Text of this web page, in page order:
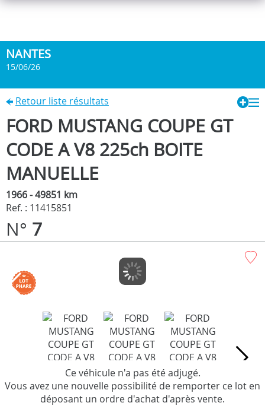
NANTES
15/06/26
Retour liste résultats
FORD MUSTANG COUPE GT
CODE A V8 225ch BOITE
MANUELLE
1966 - 49851 km
Ref. : 11415851
N° 7
Ce véhicule n'a pas été adjugé.
Vous avez une nouvelle possibilité de remporter ce lot en
déposant un ordre d'achat d'après vente.